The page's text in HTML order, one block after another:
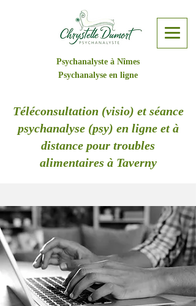
Psychanalyste à Nîmes
Psychanalyse en ligne
Téléconsultation (visio) et séance
psychanalyse (psy) en ligne et à
distance pour troubles
alimentaires à Taverny